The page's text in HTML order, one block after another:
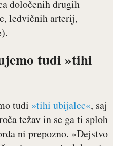
določenih drugih
ledvičnih arterij,
tudi »tihi
tudi »tihi ubijalec«, saj
težav in se ga ti sploh
ni prepozno. »Dejstvo